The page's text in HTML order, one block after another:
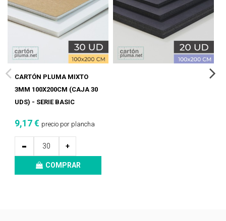
CARTÓN PLUMA MIXTO
3MM 100X200CM (CAJA 30
UDS) - SERIE BASIC
9,17 € precio por plancha
+
-
COMPRAR